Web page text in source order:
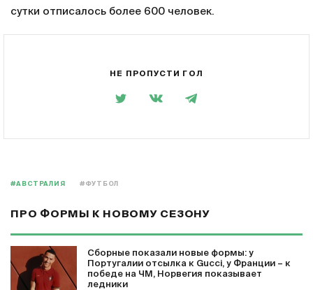
сутки отписалось более 600 человек.
НЕ ПРОПУСТИ ГОЛ
#АВСТРАЛИЯ #ФУТБОЛ
ПРО ФОРМЫ К НОВОМУ СЕЗОНУ
Сборные показали новые формы: у
Португалии отсылка к Gucci, у Франции – к
победе на ЧМ, Норвегия показывает
ледники